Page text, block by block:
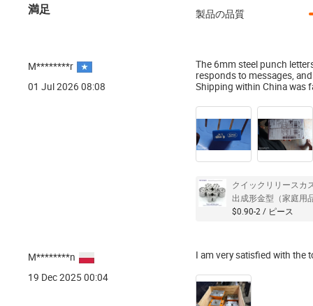
満足 製品の品質
M********r
01 Jul 2026 08:08
The 6mm steel punch
responds to messages,
Shipping within China was
クイックリリースカ
出成形金型（家庭用
$0.90-2 / ピース
M********n
19 Dec 2025 00:04
I am very satisfied with the